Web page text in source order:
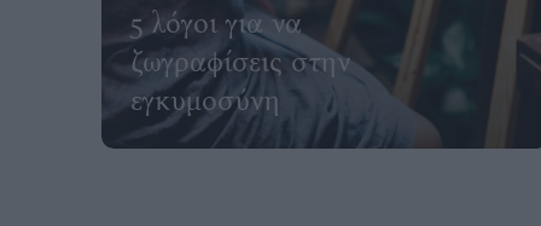
5 λόγοι για να
ζωγραφίσεις στην
εγκυμοσύνη